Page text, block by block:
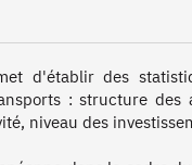
d'établir des
: structure des
niveau des